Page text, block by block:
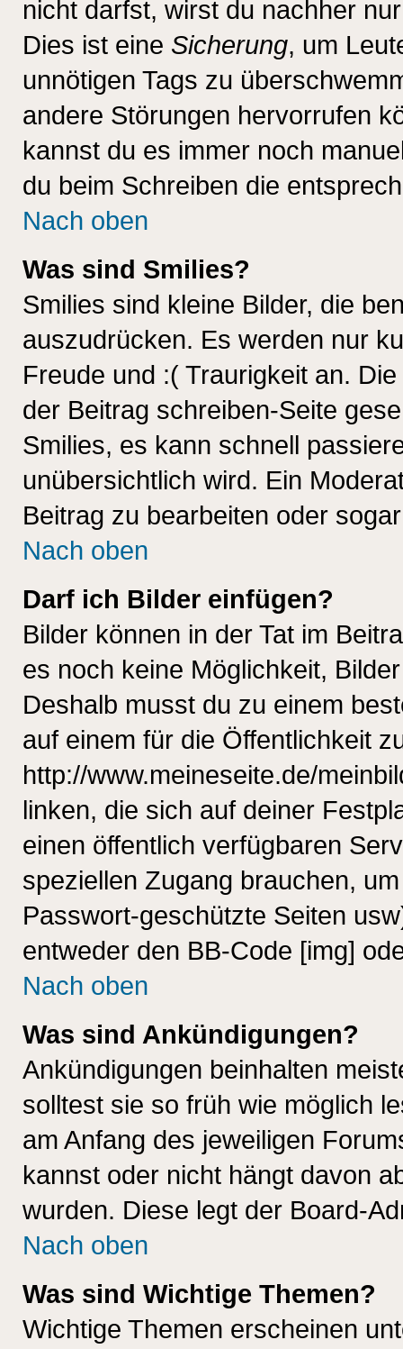
nicht darfst, wirst du nachher
Dies ist eine Sicherung, um
unnötigen Tags zu
andere Störungen hervorrufen
kannst du es immer noch
du beim Schreiben die
Nach oben
Was sind Smilies?
Smilies sind kleine Bilder, die
auszudrücken. Es werden nur
Freude und :( Traurigkeit an.
der Beitrag schreiben-Seite
Smilies, es kann schnell
unübersichtlich wird. Ein
Beitrag zu bearbeiten oder
Nach oben
Darf ich Bilder einfügen?
Bilder können in der Tat im
es noch keine Möglichkeit,
Deshalb musst du zu einem
auf einem für die Öffentlichkeit
http://www.meineseite.de/
linken, die sich auf deiner
einen öffentlich verfügbaren
speziellen Zugang brauchen,
Passwort-geschützte Seiten
entweder den BB-Code [img]
Nach oben
Was sind Ankündigungen?
Ankündigungen beinhalten
solltest sie so früh wie möglich
am Anfang des jeweiligen
kannst oder nicht hängt davon
wurden. Diese legt der Board-
Nach oben
Was sind Wichtige Themen?
Wichtige Themen erscheinen